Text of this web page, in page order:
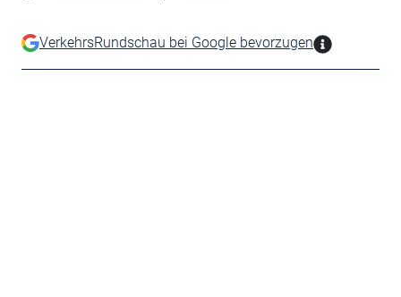
VerkehrsRundschau bei Google bevorzugen